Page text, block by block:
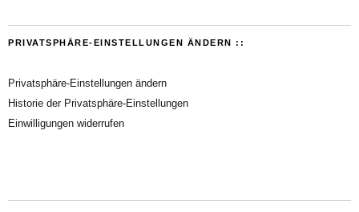
PRIVATSPHÄRE-EINSTELLUNGEN ÄNDERN ::
Privatsphäre-Einstellungen ändern
Historie der Privatsphäre-Einstellungen
Einwilligungen widerrufen